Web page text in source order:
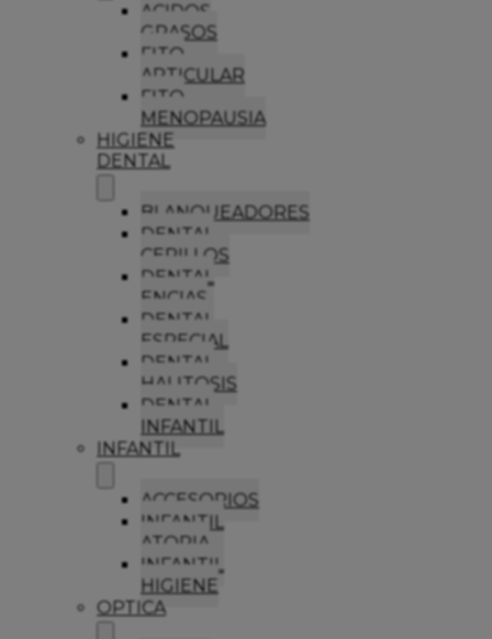
ACIDOS
GRASOS
FITO
ARTICULAR
FITO
MENOPAUSIA
HIGIENE
DENTAL
BLANQUEADORES
DENTAL
CEPILLOS
DENTAL
ENCIAS
DENTAL
ESPECIAL
DENTAL
HALITOSIS
DENTAL
INFANTIL
INFANTIL
ACCESORIOS
INFANTIL
ATOPIA
INFANTIL
HIGIENE
OPTICA